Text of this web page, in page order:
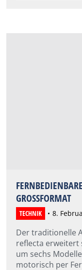
GROSSFORMAT
TECHNIK 8.
Der traditionelle
reflecta erweitert
um sechs
motorisch per